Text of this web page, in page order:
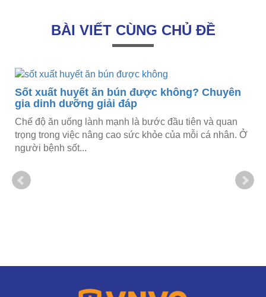
BÀI VIẾT CÙNG CHỦ ĐỀ
Sốt xuất huyết ăn bún được không? Chuyên
gia dinh dưỡng giải đáp
Chế độ ăn uống lành mạnh là bước đầu tiên và quan
trọng trong việc nâng cao sức khỏe của mỗi cá nhân. Ở
người bệnh sốt...